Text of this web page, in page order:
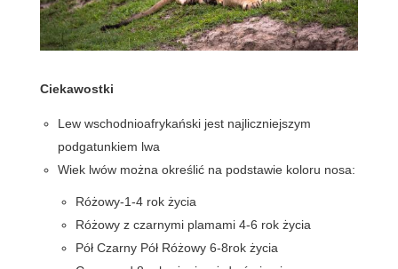
Ciekawostki
Lew wschodnioafrykański jest najliczniejszym
podgatunkiem lwa
Wiek lwów można określić na podstawie koloru nosa:
Różowy-1-4 rok życia
Różowy z czarnymi plamami 4-6 rok życia
Pół Czarny Pół Różowy 6-8rok życia